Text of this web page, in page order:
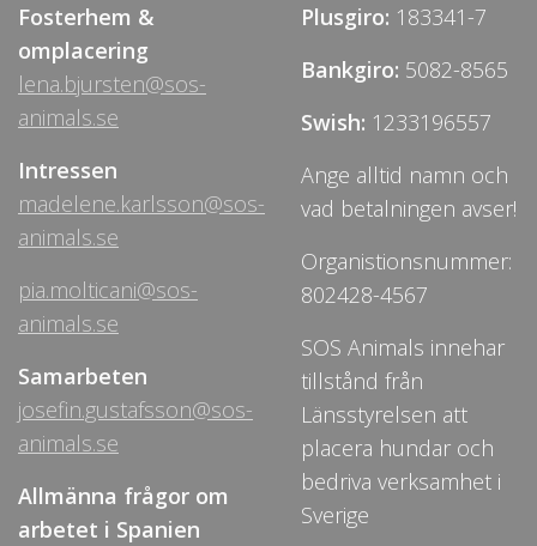
Fosterhem &
omplacering
lena.bjursten@sos-
animals.se
Intressen
madelene.karlsson@sos-
animals.se
pia.molticani@sos-
animals.se
Samarbeten
josefin.gustafsson@sos-
animals.se
Allmänna frågor om
arbetet i Spanien
Plusgiro: 183341-7
Bankgiro: 5082-8565
Swish: 1233196557
Ange alltid namn och
vad betalningen avser!
Organistionsnummer:
802428-4567
SOS Animals innehar
tillstånd från
Länsstyrelsen att
placera hundar och
bedriva verksamhet i
Sverige